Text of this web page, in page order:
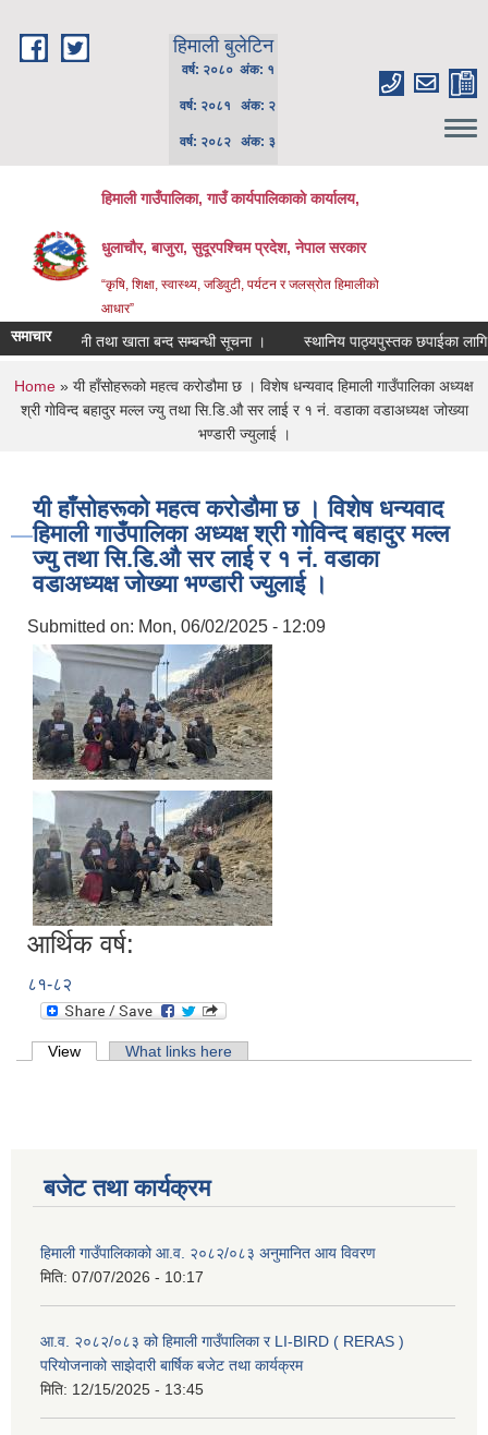
हिमाली बुलेटिन
वर्ष: २०८० अंक: १
वर्ष: २०८१ अंक: २
वर्ष: २०८२ अंक: ३
हिमाली गाउँपालिका, गाउँ कार्यपालिकाकाे कार्यालय,
धुलाचौर, बाजुरा, सुदूरपश्चिम प्रदेश, नेपाल सरकार
“कृषि, शिक्षा, स्वास्थ्य, जडिवुटी, पर्यटन र जलस्रोत हिमालीको
आधार”
समाचार
भुक्तानी तथा खाता बन्द सम्बन्धी सूचना । स्थानिय पाठ्यपुस्तक छपाईका लागि
You are here
Home » यी हाँसोहरूको महत्व करोडौमा छ । विशेष धन्यवाद हिमाली गाउँपालिका अध्यक्ष
श्री गाेविन्द बहादुर मल्ल ज्यु तथा सि.डि.औ सर लाई र १ नं. वडाका वडाअध्यक्ष जोख्या
भण्डारी ज्युलाई ।
यी हाँसोहरूको महत्व करोडौमा छ । विशेष धन्यवाद
हिमाली गाउँपालिका अध्यक्ष श्री गाेविन्द बहादुर मल्ल
ज्यु तथा सि.डि.औ सर लाई र १ नं. वडाका
वडाअध्यक्ष जोख्या भण्डारी ज्युलाई ।
Submitted on: Mon, 06/02/2025 - 12:09
आर्थिक वर्ष:
८१-८२
Primary tabs
View (active tab)What links here
बजेट तथा कार्यक्रम
हिमाली गाउँपालिकाको आ.व. २०८२/०८३ अनुमानित आय विवरण
मिति: 07/07/2026 - 10:17
आ.व. २०८२/०८३ को हिमाली गाउँपालिका र LI-BIRD ( RERAS )
परियोजनाको साझेदारी बार्षिक बजेट तथा कार्यक्रम
मिति: 12/15/2025 - 13:45